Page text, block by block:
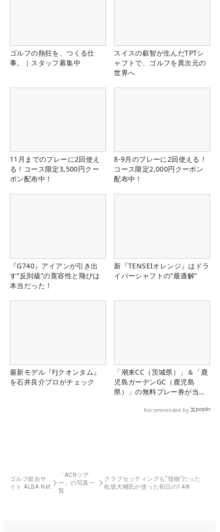
ゴルフの熱狂を、つくる仕
事。｜スタッフ募集中
スイスの叡智が生んだTPTシ
ャフトで、ゴルフを異次元の
世界へ
11月までのプレーに2回使え
る！コース限定3,500円クー
ポン配布中！
8-9月のプレーに2回使える！
コース限定2,000円クーポン
配布中！
『G740』アイアンが引き出
す“反則級”の寛容性と飛びは
本当だった！
新『TENSEIオレンジ』はドラ
イバーシャフトの“最適解”
最新モデル『FJクオンタム』
を石井良介プロがチェック
「潮来CC（茨城県）」＆「鹿
児島ガーデンGC（鹿児島
県）」の無料プレー券が当た
Recommended by
ゴルフ総合サ
イト ALBA Net
「ACNツア
ー」の写真一
覧
クラブセッティングも“怪物”だった
松坂大輔氏が使った初日の14本